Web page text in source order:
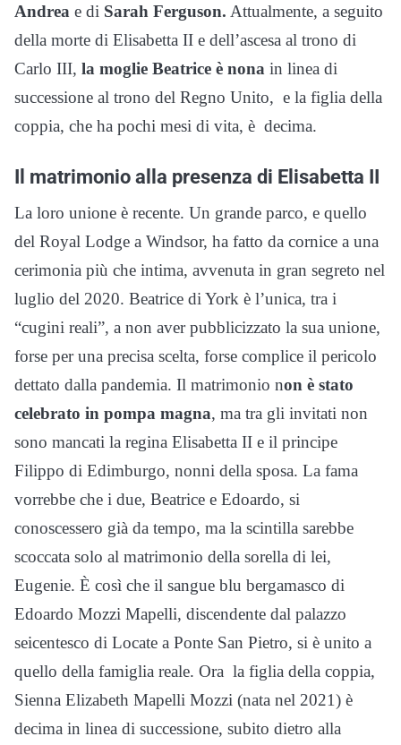
Andrea e di Sarah Ferguson. Attualmente, a seguito
della morte di Elisabetta II e dell’ascesa al trono di
Carlo III, la moglie Beatrice è nona in linea di
successione al trono del Regno Unito, e la figlia della
coppia, che ha pochi mesi di vita, è decima.
Il matrimonio alla presenza di Elisabetta II
La loro unione è recente. Un grande parco, e quello
del Royal Lodge a Windsor, ha fatto da cornice a una
cerimonia più che intima, avvenuta in gran segreto nel
luglio del 2020. Beatrice di York è l’unica, tra i
“cugini reali”, a non aver pubblicizzato la sua unione,
forse per una precisa scelta, forse complice il pericolo
dettato dalla pandemia. Il matrimonio non è stato
celebrato in pompa magna, ma tra gli invitati non
sono mancati la regina Elisabetta II e il principe
Filippo di Edimburgo, nonni della sposa. La fama
vorrebbe che i due, Beatrice e Edoardo, si
conoscessero già da tempo, ma la scintilla sarebbe
scoccata solo al matrimonio della sorella di lei,
Eugenie. È così che il sangue blu bergamasco di
Edoardo Mozzi Mapelli, discendente dal palazzo
seicentesco di Locate a Ponte San Pietro, si è unito a
quello della famiglia reale. Ora la figlia della coppia,
Sienna Elizabeth Mapelli Mozzi (nata nel 2021) è
decima in linea di successione, subito dietro alla